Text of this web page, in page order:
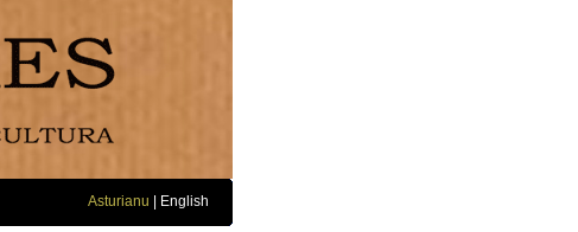
Asturianu English